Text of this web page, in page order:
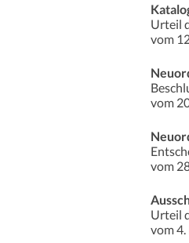
Urteil
vom
vom
vom
Urteil
vom